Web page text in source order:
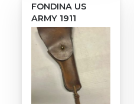
FONDINA US
ARMY 1911